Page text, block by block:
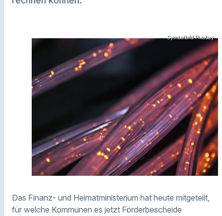
Symbolbild Pixabay
Das Finanz- und Heimatministerium hat heute mitgeteilt,
für welche Kommunen es jetzt Förderbescheide